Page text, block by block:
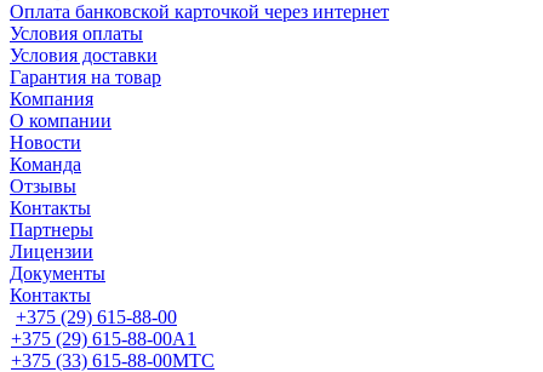
Оплата банковской карточкой через интернет
Условия оплаты
Условия доставки
Гарантия на товар
Компания
О компании
Новости
Команда
Отзывы
Контакты
Партнеры
Лицензии
Документы
Контакты
+375 (29) 615-88-00
+375 (29) 615-88-00A1
+375 (33) 615-88-00МТС